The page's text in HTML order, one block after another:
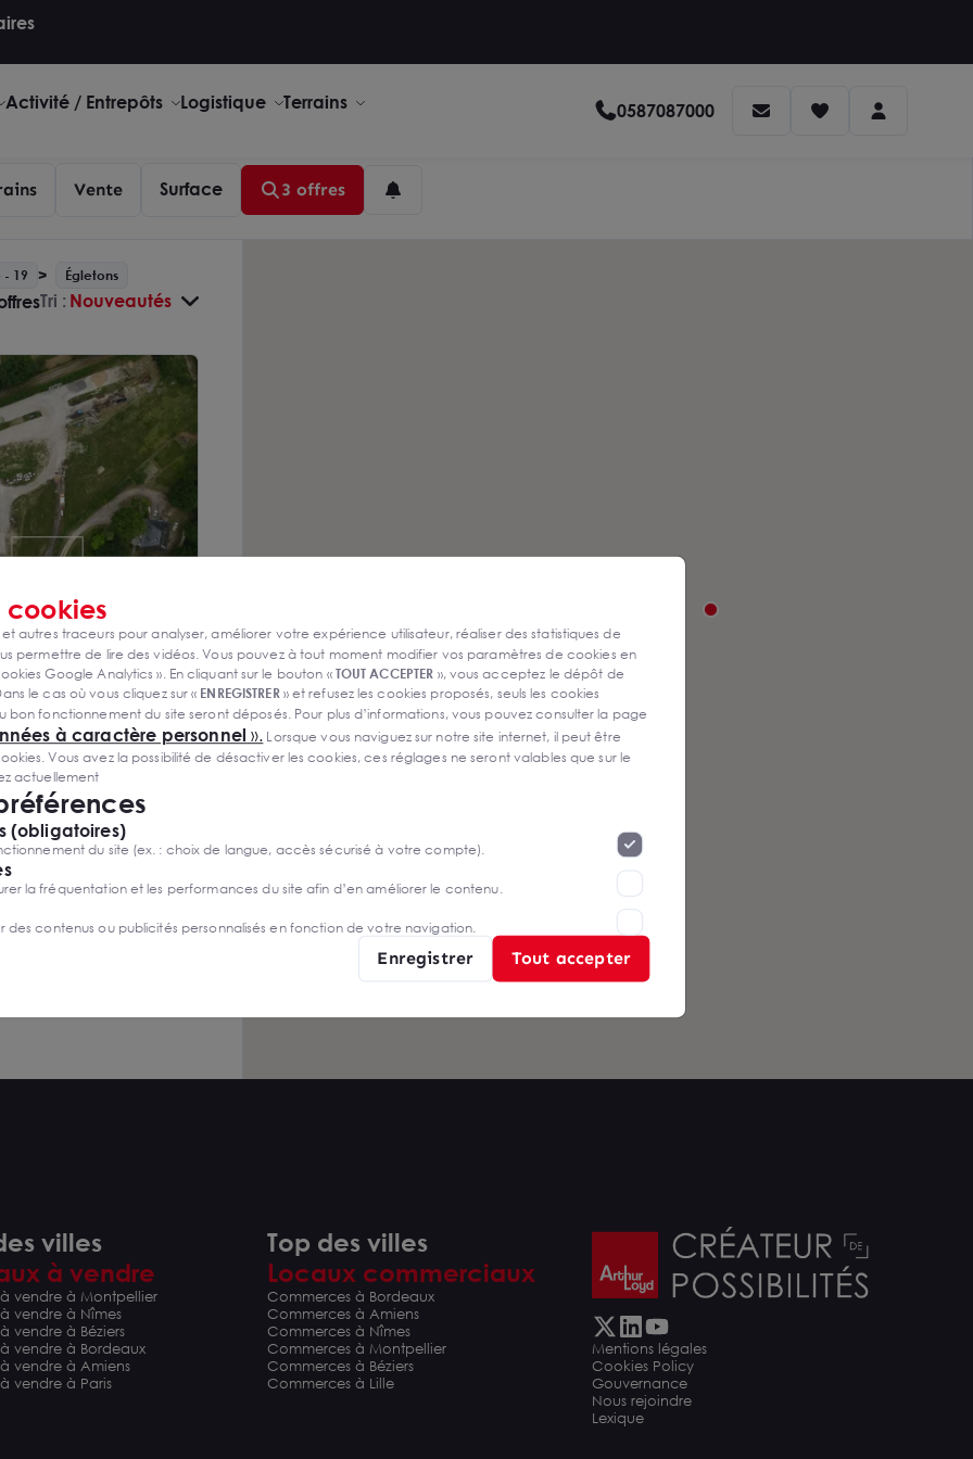
Activité / Entrepôts Logistique Terrains 0587087000
Vente Surface 3 offres
- 19 Égletons
Tri : Nouveautés
500m2 avec local
commercial -
villes
à vendre
à vendre à Montpellier
vendre à Nîmes
vendre à Béziers
vendre à Bordeaux
vendre à Amiens
vendre à Paris
Top des villes
Locaux commerciaux
Commerces à Bordeaux
Commerces à Amiens
Commerces à Nîmes
Commerces à Montpellier
Commerces à Béziers
Commerces à Lille
Mentions légales
Cookies Policy
Gouvernance
Nous rejoindre
Lexique
cookies
et autres traceurs pour analyser, améliorer votre expérience utilisateur, réaliser des statistiques de
permettre de lire des vidéos. Vous pouvez à tout moment modifier vos paramètres de cookies en
Google Analytics ». En cliquant sur le bouton «TOUT ACCEPTER », vous acceptez le dépôt de
le cas où vous cliquez sur « ENREGISTRER» et refusez les cookies proposés, seuls les cookies
bon fonctionnement du site seront déposés. Pour plus d’informations, vous pouvez consulter la page
à caractère personnel ». Lorsque vous naviguez sur notre site internet, il peut être
Vous avez la possibilité de désactiver les cookies, ces réglages ne seront valables que sur le
actuellement
(obligatoires)
du site (ex. : choix de langue, accès sécurisé à votre compte).
la fréquentation et les performances du site afin d’en améliorer le contenu.
des contenus ou publicités personnalisés en fonction de votre navigation.
Enregistrer Tout accepter